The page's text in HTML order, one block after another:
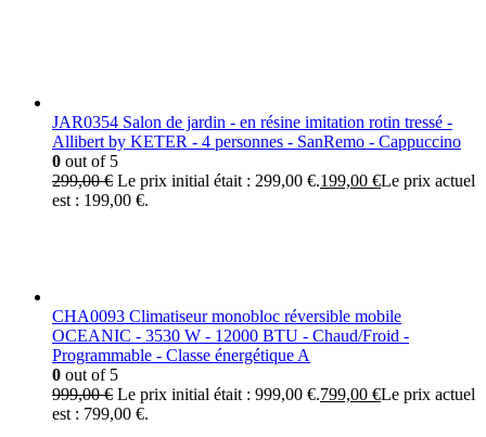
JAR0354 Salon de jardin - en résine imitation rotin tressé -
Allibert by KETER - 4 personnes - SanRemo - Cappuccino
0 out of 5
299,00€ Le prix initial était : 299,00 €.199,00 €Le prix actuel
est : 199,00 €.
CHA0093 Climatiseur monobloc réversible mobile
OCEANIC - 3530 W - 12000 BTU - Chaud/Froid -
Programmable - Classe énergétique A
0 out of 5
999,00€ Le prix initial était : 999,00 €.799,00 €Le prix actuel
est : 799,00 €.